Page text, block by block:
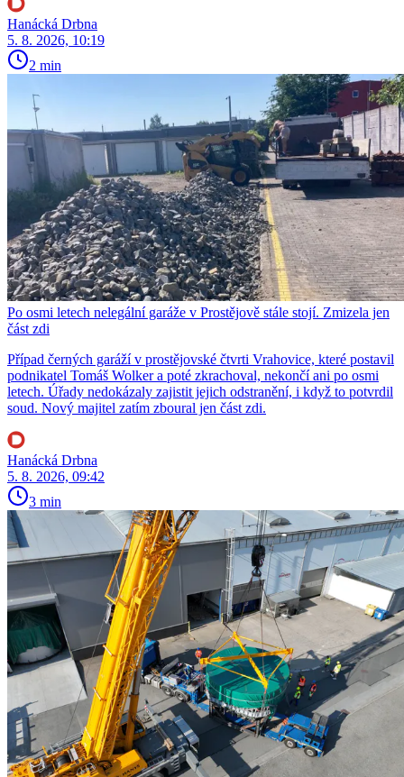
Hanácká Drbna
5. 8. 2026, 10:19
2 min
Po osmi letech nelegální garáže v Prostějově stále stojí. Zmizela jen
část zdi
Případ černých garáží v prostějovské čtvrti Vrahovice, které postavil
podnikatel Tomáš Wolker a poté zkrachoval, nekončí ani po osmi
letech. Úřady nedokázaly zajistit jejich odstranění, i když to potvrdil
soud. Nový majitel zatím zboural jen část zdi.
Hanácká Drbna
5. 8. 2026, 09:42
3 min